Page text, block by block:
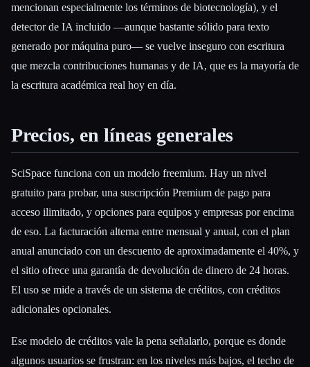
mencionan especialmente los términos de biotecnología), y el
detector de IA incluido —aunque bastante sólido para texto
generado por máquina puro— se vuelve inseguro con escritura
que mezcla contribuciones humanas y de IA, que es la mayoría de
la escritura académica real hoy en día.
Precios, en líneas generales
SciSpace funciona con un modelo freemium. Hay un nivel
gratuito para probar, una suscripción Premium de pago para
acceso ilimitado, y opciones para equipos y empresas por encima
de eso. La facturación alterna entre mensual y anual, con el plan
anual anunciado con un descuento de aproximadamente el 40%, y
el sitio ofrece una garantía de devolución de dinero de 24 horas.
El uso se mide a través de un sistema de créditos, con créditos
adicionales opcionales.
Ese modelo de créditos vale la pena señalarlo, porque es donde
algunos usuarios se frustran: en los niveles más bajos, el techo de